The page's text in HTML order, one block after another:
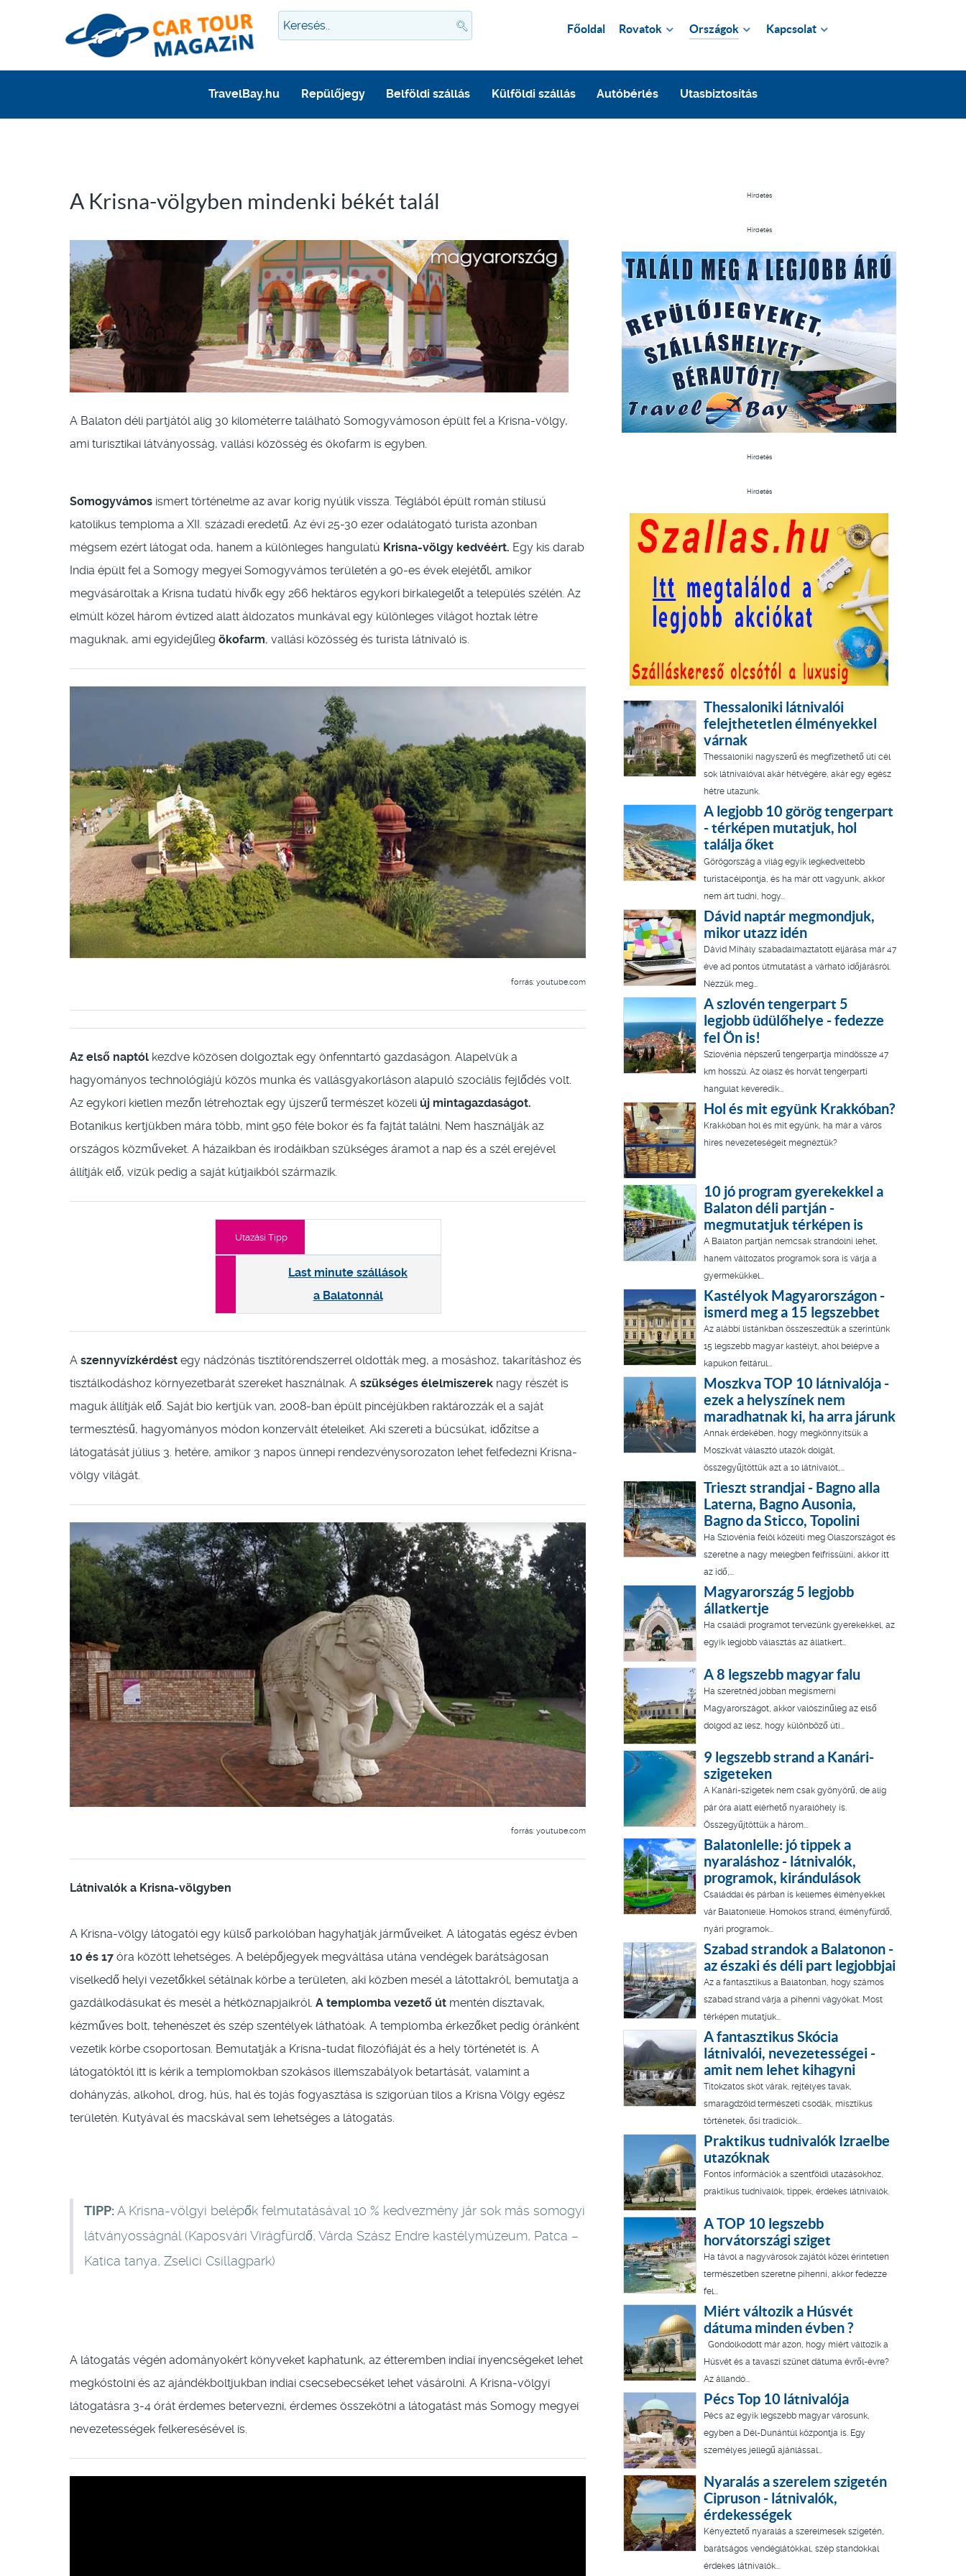
Főoldal Rovatok Országok Kapcsolat
TravelBay.hu Repülőjegy Belföldi szállás Külföldi szállás Autóbérlés Utasbiztosítás
A Krisna-völgyben mindenki békét talál
A Balaton déli partjától alig 30 kilométerre található Somogyvámoson épült fel a Krisna-völgy,
ami turisztikai látványosság, vallási közösség és ökofarm is egyben.
Somogyvámos ismert történelme az avar korig nyúlik vissza. Téglából épült román stílusú
katolikus temploma a XII. századi eredetű. Az évi 25-30 ezer odalátogató turista azonban
mégsem ezért látogat oda, hanem a különleges hangulatú Krisna-völgy kedvéért. Egy kis darab
India épült fel a Somogy megyei Somogyvámos területén a 90-es évek elejétől, amikor
megvásároltak a Krisna tudatú hívők egy 266 hektáros egykori birkalegelőt a település szélén. Az
elmúlt közel három évtized alatt áldozatos munkával egy különleges világot hoztak létre
maguknak, ami egyidejűleg ökofarm, vallási közösség és turista látnivaló is.
forrás: youtube.com
Az első naptól kezdve közösen dolgoztak egy önfenntartó gazdaságon. Alapelvük a
hagyományos technológiájú közös munka és vallásgyakorláson alapuló szociális fejlődés volt.
Az egykori kietlen mezőn létrehoztak egy újszerű természet közeli új mintagazdaságot.
Botanikus kertjükben mára több, mint 950 féle bokor és fa fajtát találni. Nem használják az
országos közműveket. A házaikban és irodáikban szükséges áramot a nap és a szél erejével
állítják elő, vizük pedig a saját kútjaikból származik.
Utazási Tipp
Last minute szállások
a Balatonnál
A szennyvízkérdést egy nádzónás tisztítórendszerrel oldották meg, a mosáshoz, takarításhoz és
tisztálkodáshoz környezetbarát szereket használnak. A szükséges élelmiszerek nagy részét is
maguk állítják elő. Saját bio kertjük van, 2008-ban épült pincéjükben raktározzák el a saját
termesztésű, hagyományos módon konzervált ételeiket. Aki szereti a búcsúkat, időzítse a
látogatását július 3. hetére, amikor 3 napos ünnepi rendezvénysorozaton lehet felfedezni Krisna-
völgy világát.
forrás: youtube.com
Látnivalók a Krisna-völgyben
A Krisna-völgy látogatói egy külső parkolóban hagyhatják járműveiket. A látogatás egész évben
10 és 17 óra között lehetséges. A belépőjegyek megváltása utána vendégek barátságosan
viselkedő helyi vezetőkkel sétálnak körbe a területen, aki közben mesél a látottakról, bemutatja a
gazdálkodásukat és mesél a hétköznapjaikról. A templomba vezető út mentén dísztavak,
kézműves bolt, tehenészet és szép szentélyek láthatóak. A templomba érkezőket pedig óránként
vezetik körbe csoportosan. Bemutatják a Krisna-tudat filozófiáját és a hely történetét is. A
látogatóktól itt is kérik a templomokban szokásos illemszabályok betartását, valamint a
dohányzás, alkohol, drog, hús, hal és tojás fogyasztása is szigorúan tilos a Krisna Völgy egész
területén. Kutyával és macskával sem lehetséges a látogatás.
TIPP: A Krisna-völgyi belépők felmutatásával 10 % kedvezmény jár sok más somogyi
látványosságnál (Kaposvári Virágfürdő, Várda Szász Endre kastélymúzeum, Patca –
Katica tanya, Zselici Csillagpark)
A látogatás végén adományokért könyveket kaphatunk, az étteremben indiai ínyencségeket lehet
megkóstolni és az ajándékboltjukban indiai csecsebecséket lehet vásárolni. A Krisna-völgyi
látogatásra 3-4 órát érdemes betervezni, érdemes összekötni a látogatást más Somogy megyei
nevezetességek felkeresésével is.
Hirdetés
Hirdetés
Hirdetés
Hirdetés
Thessaloniki látnivalói
felejthetetlen élményekkel
várnak
Thessaloniki nagyszerű és megfizethető úti cél
sok látnivalóval akár hétvégére, akár egy egész
hétre utazunk.
A legjobb 10 görög tengerpart
- térképen mutatjuk, hol
találja őket
Görögország a világ egyik legkedveltebb
turistacélpontja, és ha már ott vagyunk, akkor
nem árt tudni, hogy...
Dávid naptár megmondjuk,
mikor utazz idén
Dávid Mihály szabadalmaztatott eljárása már 47
éve ad pontos útmutatást a várható időjárásról.
Nézzük meg...
A szlovén tengerpart 5
legjobb üdülőhelye - fedezze
fel Ön is!
Szlovénia népszerű tengerpartja mindössze 47
km hosszú. Az olasz és horvát tengerparti
hangulat keveredik...
Hol és mit együnk Krakkóban?
Krakkóban hol és mit együnk, ha már a város
híres nevezeteségeit megnéztük?
10 jó program gyerekekkel a
Balaton déli partján -
megmutatjuk térképen is
A Balaton partján nemcsak strandolni lehet,
hanem változatos programok sora is várja a
gyermekükkel...
Kastélyok Magyarországon -
ismerd meg a 15 legszebbet
Az alábbi listánkban összeszedtük a szerintünk
15 legszebb magyar kastélyt, ahol belépve a
kapukon feltárul...
Moszkva TOP 10 látnivalója -
ezek a helyszínek nem
maradhatnak ki, ha arra járunk
Annak érdekében, hogy megkönnyítsük a
Moszkvát választó utazók dolgát,
összegyűjtöttük azt a 10 látnivalót,...
Trieszt strandjai - Bagno alla
Laterna, Bagno Ausonia,
Bagno da Sticco, Topolini
Ha Szlovénia felöl közelíti meg Olaszországot és
szeretne a nagy melegben felfrissülni, akkor itt
az idő,...
Magyarország 5 legjobb
állatkertje
Ha családi programot tervezünk gyerekekkel, az
egyik legjobb választás az állatkert…
A 8 legszebb magyar falu
Ha szeretnéd jobban megismerni
Magyarországot, akkor valószínűleg az első
dolgod az lesz, hogy különböző úti...
9 legszebb strand a Kanári-
szigeteken
A Kanári-szigetek nem csak gyönyörű, de alig
pár óra alatt elérhető nyaralóhely is.
Összegyűjtöttük a három...
Balatonlelle: jó tippek a
nyaraláshoz - látnivalók,
programok, kirándulások
Családdal és párban is kellemes élményekkel
vár Balatonlelle. Homokos strand, élményfürdő,
nyári programok...
Szabad strandok a Balatonon -
az északi és déli part legjobbjai
Az a fantasztikus a Balatonban, hogy számos
szabad strand várja a pihenni vágyókat. Most
térképen mutatjuk...
A fantasztikus Skócia
látnivalói, nevezetességei -
amit nem lehet kihagyni
Titokzatos skót várak, rejtélyes tavak,
smaragdzöld természeti csodák, misztikus
történetek, ősi tradíciók...
Praktikus tudnivalók Izraelbe
utazóknak
Fontos információk a szentföldi utazásokhoz,
praktikus tudnivalók, tippek, érdekes látnivalók.
A TOP 10 legszebb
horvátországi sziget
Ha távol a nagyvárosok zajától közel érintetlen
természetben szeretne pihenni, akkor fedezze
fel...
Miért változik a Húsvét
dátuma minden évben ?
Gondolkodott már azon, hogy miért változik a
Húsvét és a tavaszi szünet dátuma évről-évre?
Az állandó...
Pécs Top 10 látnivalója
Pécs az egyik legszebb magyar városunk,
egyben a Dél-Dunántúl központja is. Egy
személyes jellegű ajánlással...
Nyaralás a szerelem szigetén
Cipruson - látnivalók,
érdekességek
Kényeztető nyaralás a szerelmesek szigetén,
barátságos vendéglátókkal, szép standokkal
érdekes látnivalók...